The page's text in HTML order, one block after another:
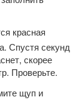
красная
Спустя секунд
скорее
Проверьте.
щуп и